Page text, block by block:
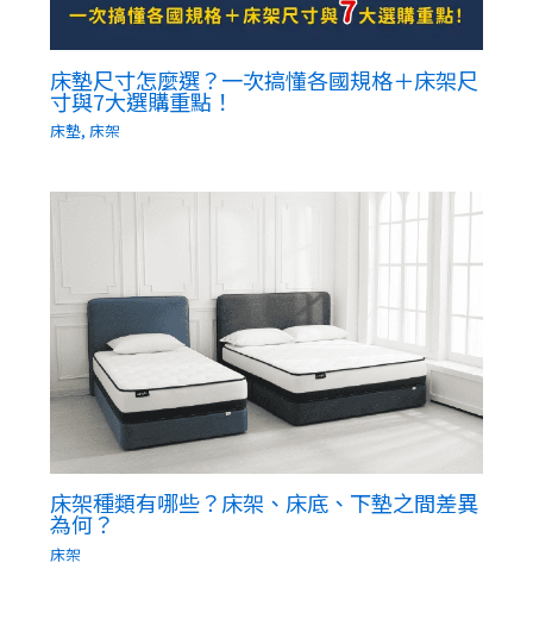
床墊尺寸怎麼選？一次搞懂各國規格＋床架尺
寸與7大選購重點！
床墊, 床架
床架種類有哪些？床架、床底、下墊之間差異
為何？
床架